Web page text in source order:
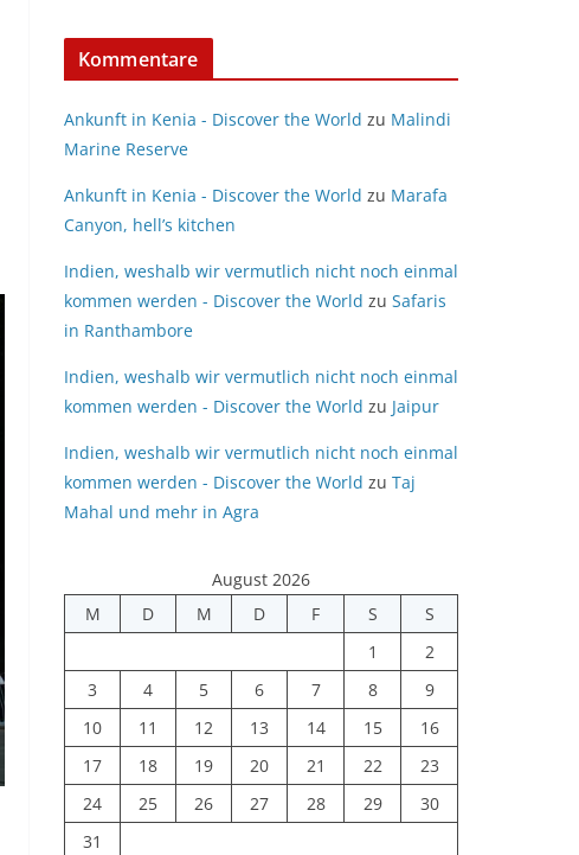
Kommentare
Ankunft in Kenia - Discover the World zu Malindi
Marine Reserve
Ankunft in Kenia - Discover the World zu Marafa
Canyon, hell’s kitchen
Indien, weshalb wir vermutlich nicht noch einmal
kommen werden - Discover the World zu Safaris
in Ranthambore
Indien, weshalb wir vermutlich nicht noch einmal
kommen werden - Discover the World zu Jaipur
Indien, weshalb wir vermutlich nicht noch einmal
kommen werden - Discover the World zu Taj
Mahal und mehr in Agra
August 2026
M
D M D F S
S
1
2
3
4 5 6 7 8
9
10
11 12 13 14 15
16
17
18 19 20 21 22
23
24
25 26 27 28 29
30
31